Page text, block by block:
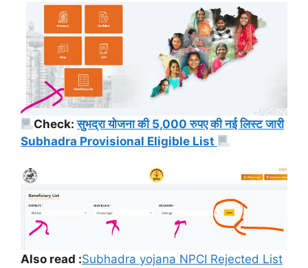
Check:सुभद्रा योजना की 5,000 रुपए की नई लिस्ट जारी
Subhadra Provisional Eligible List
Also read :Subhadra yojana NPCI Rejected List